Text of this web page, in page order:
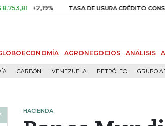
+2,19% TASA DE USURA CRÉDITO CONSUMO
AGRONEGOCIOS ANÁLISIS
CARBÓN VENEZUELA PETRÓLEO GRUPO
HACIENDA